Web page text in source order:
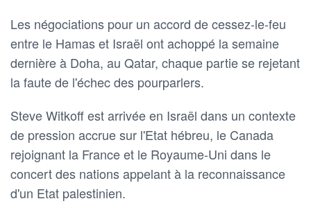
Les négociations pour un accord de cessez-le-feu
entre le Hamas et Israël ont achoppé la semaine
dernière à Doha, au Qatar, chaque partie se rejetant
la faute de l'échec des pourparlers.
Steve Witkoff est arrivée en Israël dans un contexte
de pression accrue sur l'Etat hébreu, le Canada
rejoignant la France et le Royaume-Uni dans le
concert des nations appelant à la reconnaissance
d'un Etat palestinien.